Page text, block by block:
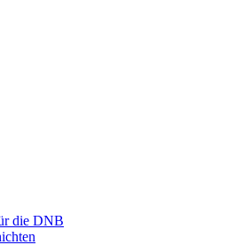
die DNB